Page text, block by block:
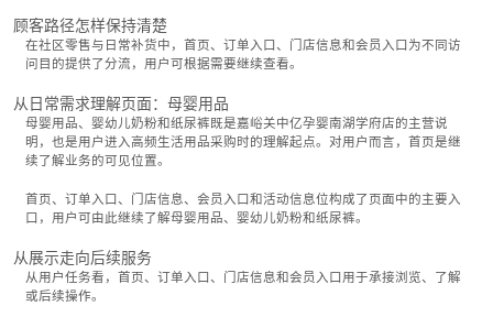
顾客路径怎样保持清楚
在社区零售与日常补货中，首页、订单入口、门店信息和会员入口为不同访
问目的提供了分流，用户可根据需要继续查看。
从日常需求理解页面：母婴用品
母婴用品、婴幼儿奶粉和纸尿裤既是嘉峪关中亿孕婴南湖学府店的主营说
明，也是用户进入高频生活用品采购时的理解起点。对用户而言，首页是继
续了解业务的可见位置。
首页、订单入口、门店信息、会员入口和活动信息位构成了页面中的主要入
口，用户可由此继续了解母婴用品、婴幼儿奶粉和纸尿裤。
从展示走向后续服务
从用户任务看，首页、订单入口、门店信息和会员入口用于承接浏览、了解
或后续操作。